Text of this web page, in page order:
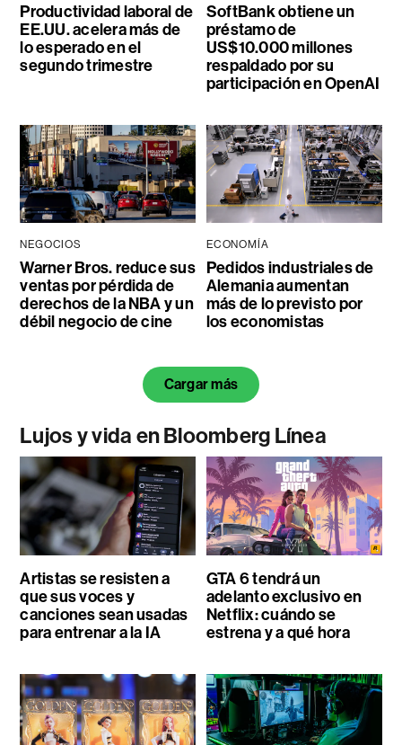
Productividad laboral de
EE.UU. acelera más de
lo esperado en el
segundo trimestre
SoftBank obtiene un
préstamo de
US$10.000 millones
respaldado por su
participación en OpenAI
NEGOCIOS
Warner Bros. reduce sus
ventas por pérdida de
derechos de la NBA y un
débil negocio de cine
ECONOMÍA
Pedidos industriales de
Alemania aumentan
más de lo previsto por
los economistas
Cargar más
Lujos y vida en Bloomberg Línea
Artistas se resisten a
que sus voces y
canciones sean usadas
para entrenar a la IA
GTA 6 tendrá un
adelanto exclusivo en
Netflix: cuándo se
estrena y a qué hora